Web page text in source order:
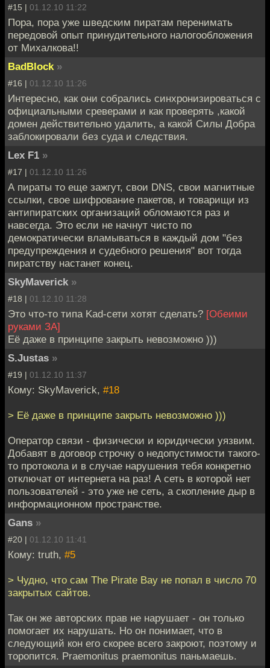
#15 | 01.12.10 11:22
Пора, пора уже шведским пиратам перенимать
передовой опыт принудительного налогообложения
от Михалкова!!
BadBlock »
#16 | 01.12.10 11:26
Интересно, как они собрались синхронизироваться с
официальными среверами и как проверять ,какой
домен действительно удалить, а какой Силы Добра
заблокировали без суда и следствия.
Lex F1 »
#17 | 01.12.10 11:26
А пираты то еще зажгут, свои DNS, свои магнитные
ссылки, свое шифрование пакетов, и товарищи из
антипиратских организаций обломаются раз и
навсегда. Это если не начнут чисто по
демократически вламываться в каждый дом "без
предупреждения и судебного решения" вот тогда
пиратству настанет конец.
SkyMaverick »
#18 | 01.12.10 11:28
Это что-то типа Kad-сети хотят сделать? [Обеими
руками ЗА]
Её даже в принципе закрыть невозможно )))
S.Justas »
#19 | 01.12.10 11:37
Кому: SkyMaverick, #18
> Её даже в принципе закрыть невозможно )))
Оператор связи - физически и юридически уязвим.
Добавят в договор строчку о недопустимости такого-
то протокола и в случае нарушения тебя конкретно
отключат от интернета на раз! А сеть в которой нет
пользователей - это уже не сеть, а скопление дыр в
информационном пространстве.
Gans »
#20 | 01.12.10 11:41
Кому: truth, #5
> Чудно, что сам The Pirate Bay не попал в число 70
закрытых сайтов.
Так он же авторских прав не нарушает - он только
помогает их нарушать. Но он понимает, что в
следующий кон его скорее всего закроют, поэтому и
торопится. Praemonitus praemonitus паньмаешь.